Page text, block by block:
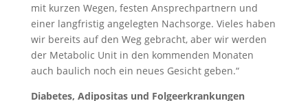
mit kurzen Wegen, festen Ansprechpartnern und
einer langfristig angelegten Nachsorge. Vieles haben
wir bereits auf den Weg gebracht, aber wir werden
der Metabolic Unit in den kommenden Monaten
auch baulich noch ein neues Gesicht geben.“
Diabetes, Adipositas und Folgeerkrankungen